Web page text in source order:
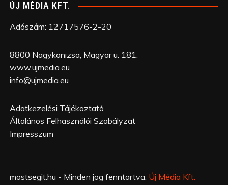
ÚJ MÉDIA KFT.
Adószám: 12717576-2-20
8800 Nagykanizsa, Magyar u. 181.
www.ujmedia.eu
info@ujmedia.eu
Adatkezelési Tájékoztató
Általános Felhasználói Szabályzat
Impresszum
mostsegit.hu - Minden jog fenntartva: Új Média Kft.